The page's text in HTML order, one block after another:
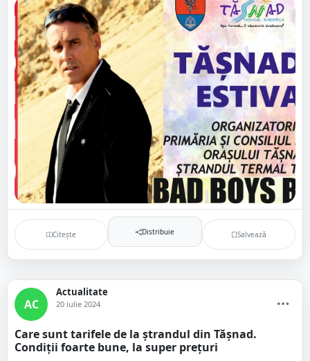
Citește Distribuie Salvează
AC
Actualitate
20 iulie 2024
Care sunt tarifele de la ștrandul din Tășnad.
Condiții foarte bune, la super prețuri